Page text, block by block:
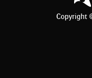
Copyright